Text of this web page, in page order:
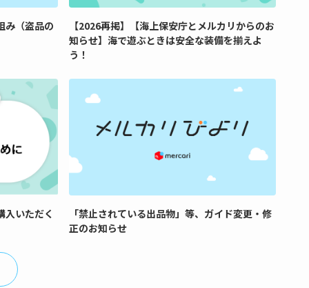
み（盗品の
【2026再掲】【海上保安庁とメルカリからのお
知らせ】海で遊ぶときは安全な装備を揃えよ
う！
入いただく
「禁止されている出品物」等、ガイド変更・修
正のお知らせ